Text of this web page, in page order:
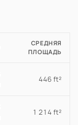
СРЕДНЯЯ
ПЛОЩАДЬ
446 ft²
1 214 ft²